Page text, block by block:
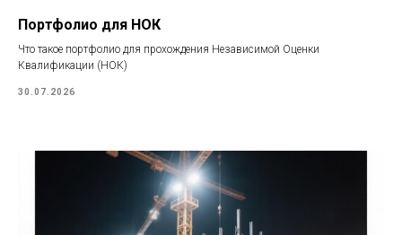
Портфолио для НОК
Что такое портфолио для прохождения Независимой Оценки
Квалификации (НОК)
30.07.2026